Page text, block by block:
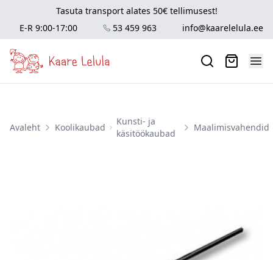
Tasuta transport alates 50€ tellimusest!
E-R 9:00-17:00
53 459 963 info@kaarelelula.ee
Avaleht Koolikaubad
Kunsti- ja
käsitöökaubad
Maalimisvahendid